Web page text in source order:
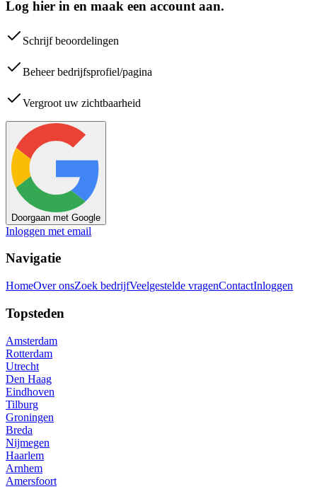
Log hier in en maak een account aan.
Schrijf beoordelingen
Beheer bedrijfsprofiel/pagina
Vergroot uw zichtbaarheid
Doorgaan met Google
Inloggen met email
Navigatie
HomeOver onsZoek bedrijfVeelgestelde vragenContactInloggen
Topsteden
Amsterdam
Rotterdam
Utrecht
Den Haag
Eindhoven
Tilburg
Groningen
Breda
Nijmegen
Haarlem
Arnhem
Amersfoort